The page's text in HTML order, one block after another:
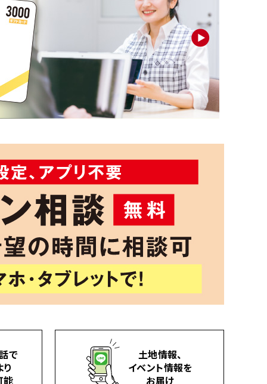
で
能
土地情報、
イベント情報を
お届け